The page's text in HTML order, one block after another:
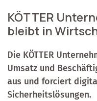
KÖTTER
bleibt in
Die KÖTTER
Umsatz und
aus und forciert
Sicherheitslösungen.